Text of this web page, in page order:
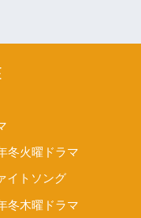
冬火曜ドラマ
イトソング
冬木曜ドラマ